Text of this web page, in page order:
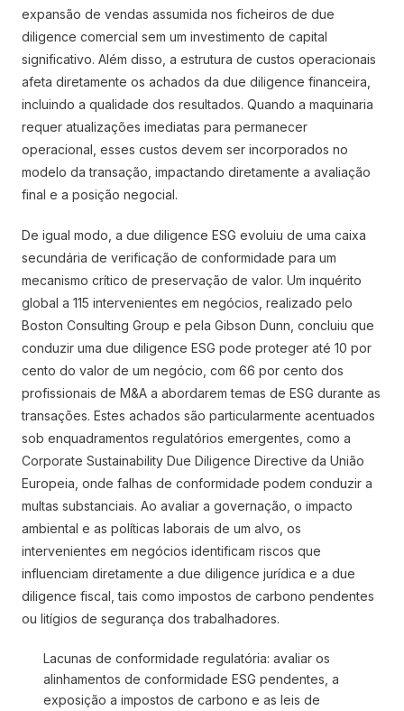
expansão de vendas assumida nos ficheiros de due
diligence comercial sem um investimento de capital
significativo. Além disso, a estrutura de custos operacionais
afeta diretamente os achados da due diligence financeira,
incluindo a qualidade dos resultados. Quando a maquinaria
requer atualizações imediatas para permanecer
operacional, esses custos devem ser incorporados no
modelo da transação, impactando diretamente a avaliação
final e a posição negocial.
De igual modo, a due diligence ESG evoluiu de uma caixa
secundária de verificação de conformidade para um
mecanismo crítico de preservação de valor. Um inquérito
global a 115 intervenientes em negócios, realizado pelo
Boston Consulting Group e pela Gibson Dunn, concluiu que
conduzir uma due diligence ESG pode proteger até 10 por
cento do valor de um negócio, com 66 por cento dos
profissionais de M&A a abordarem temas de ESG durante as
transações. Estes achados são particularmente acentuados
sob enquadramentos regulatórios emergentes, como a
Corporate Sustainability Due Diligence Directive da União
Europeia, onde falhas de conformidade podem conduzir a
multas substanciais. Ao avaliar a governação, o impacto
ambiental e as políticas laborais de um alvo, os
intervenientes em negócios identificam riscos que
influenciam diretamente a due diligence jurídica e a due
diligence fiscal, tais como impostos de carbono pendentes
ou litígios de segurança dos trabalhadores.
Lacunas de conformidade regulatória: avaliar os
alinhamentos de conformidade ESG pendentes, a
exposição a impostos de carbono e as leis de